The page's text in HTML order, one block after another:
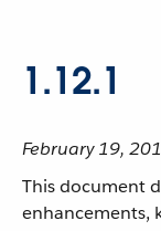
1.12.1
February 19,
This document
enhancements,